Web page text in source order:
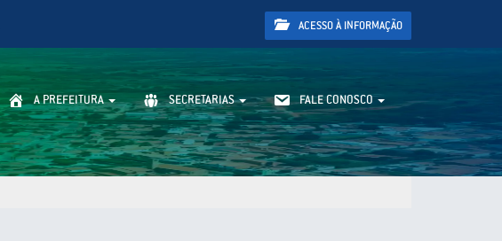
ACESSO À INFORMAÇÃO
A PREFEITURA SECRETARIAS FALE CONOSCO